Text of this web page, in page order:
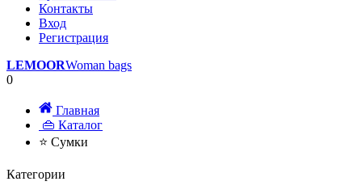
Контакты
Вход
Регистрация
LEMOORWoman bags
0
Главная
👜 Каталог
⭐ Сумки
Категории